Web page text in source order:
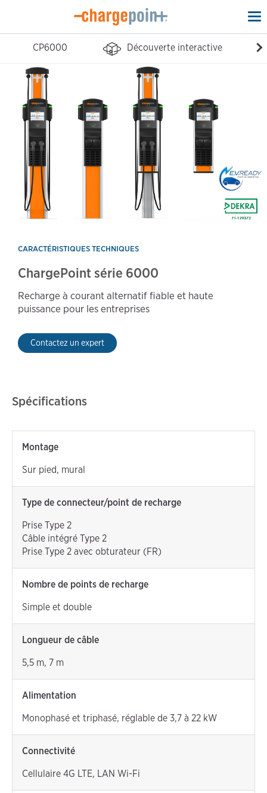
CP6000
Découverte interactive
CARACTÉRISTIQUES TECHNIQUES
ChargePoint série 6000
Recharge à courant alternatif fiable et haute
puissance pour les entreprises
Contactez un expert
Spécifications
Montage
Sur pied, mural
Type de connecteur/point de recharge
Prise Type 2
Câble intégré Type 2
Prise Type 2 avec obturateur (FR)
Nombre de points de recharge
Simple et double
Longueur de câble
5,5 m, 7 m
Alimentation
Monophasé et triphasé, réglable de 3,7 à 22 kW
Connectivité
Cellulaire 4G LTE, LAN Wi-Fi